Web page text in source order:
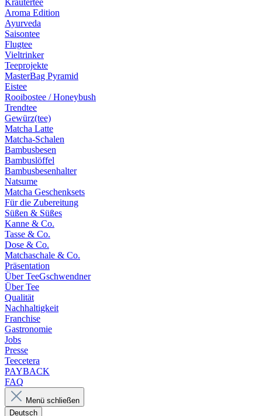
Kräutertee
Aroma Edition
Ayurveda
Saisontee
Flugtee
Vieltrinker
Teeprojekte
MasterBag Pyramid
Eistee
Rooibostee / Honeybush
Trendtee
Gewürz(tee)
Matcha Latte
Matcha-Schalen
Bambusbesen
Bambuslöffel
Bambusbesenhalter
Natsume
Matcha Geschenksets
Für die Zubereitung
Süßen & Süßes
Kanne & Co.
Tasse & Co.
Dose & Co.
Matchaschale & Co.
Präsentation
Über TeeGschwendner
Über Tee
Qualität
Nachhaltigkeit
Franchise
Gastronomie
Jobs
Presse
Teecetera
PAYBACK
FAQ
Menü schließen
Deutsch